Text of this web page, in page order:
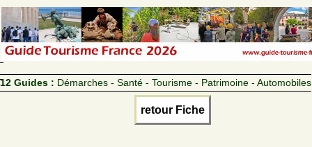
12 Guides : Démarches - Santé - Tourisme - Patrimoine - Automobiles
retour Fiche